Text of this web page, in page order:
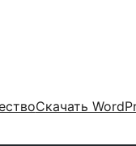
Скачать